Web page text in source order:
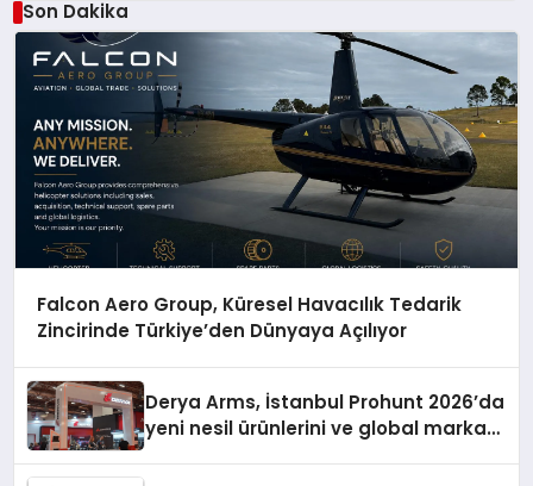
Son Dakika
Falcon Aero Group, Küresel Havacılık Tedarik
Zincirinde Türkiye’den Dünyaya Açılıyor
Derya Arms, İstanbul Prohunt 2026’da
yeni nesil ürünlerini ve global marka